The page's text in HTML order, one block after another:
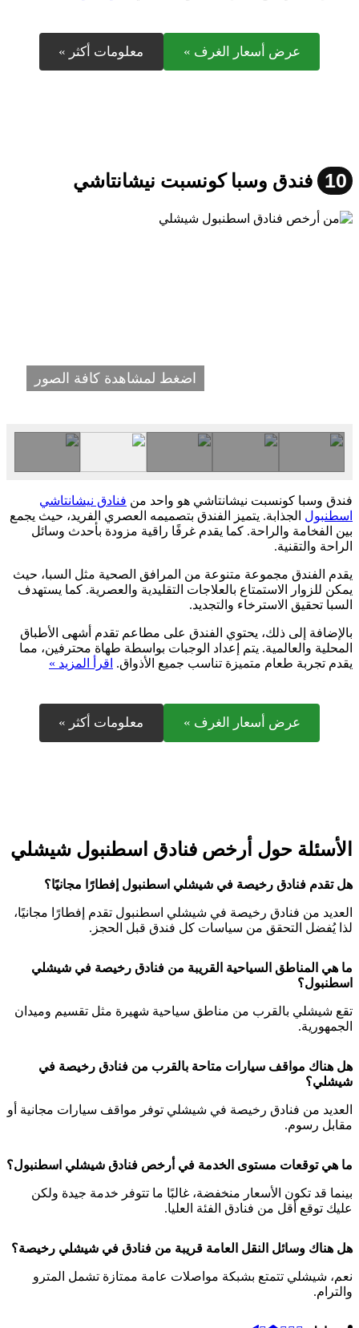
عرض أسعار الغرف » معلومات أكثر »
10 فندق وسبا كونسبت نيشانتاشي
اضغط لمشاهدة كافة الصور
فندق وسبا كونسبت نيشانتاشي هو واحد من فنادق نيشانتاشي
اسطنبول الجذابة. يتميز الفندق بتصميمه العصري الفريد، حيث يجمع
بين الفخامة والراحة. كما يقدم غرفًا راقية مزودة بأحدث وسائل
الراحة والتقنية.
يقدم الفندق مجموعة متنوعة من المرافق الصحية مثل السبا، حيث
يمكن للزوار الاستمتاع بالعلاجات التقليدية والعصرية. كما يستهدف
السبا تحقيق الاسترخاء والتجديد.
بالإضافة إلى ذلك، يحتوي الفندق على مطاعم تقدم أشهى الأطباق
المحلية والعالمية. يتم إعداد الوجبات بواسطة طهاة محترفين، مما
يقدم تجربة طعام متميزة تناسب جميع الأذواق. اقرأ المزيد »
عرض أسعار الغرف » معلومات أكثر »
الأسئلة حول أرخص فنادق اسطنبول شيشلي
هل تقدم فنادق رخيصة في شيشلي اسطنبول إفطارًا مجانيًا؟
العديد من فنادق رخيصة في شيشلي اسطنبول تقدم إفطارًا مجانيًا،
لذا يُفضل التحقق من سياسات كل فندق قبل الحجز.
ما هي المناطق السياحية القريبة من فنادق رخيصة في شيشلي
اسطنبول؟
تقع شيشلي بالقرب من مناطق سياحية شهيرة مثل تقسيم وميدان
الجمهورية.
هل هناك مواقف سيارات متاحة بالقرب من فنادق رخيصة في
شيشلي؟
العديد من فنادق رخيصة في شيشلي توفر مواقف سيارات مجانية أو
مقابل رسوم.
ما هي توقعات مستوى الخدمة في أرخص فنادق شيشلي اسطنبول؟
بينما قد تكون الأسعار منخفضة، غالبًا ما تتوفر خدمة جيدة ولكن
عليك توقع أقل من فنادق الفئة العليا.
هل هناك وسائل النقل العامة قريبة من فنادق في شيشلي رخيصة؟
نعم، شيشلي تتمتع بشبكة مواصلات عامة ممتازة تشمل المترو
والترام.